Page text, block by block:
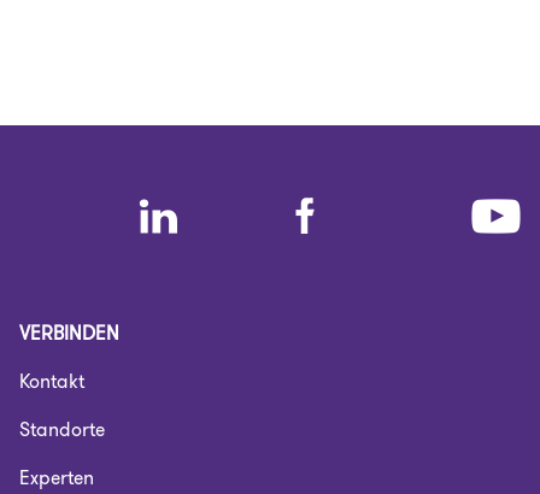
VERBINDEN
Kontakt
Standorte
Experten